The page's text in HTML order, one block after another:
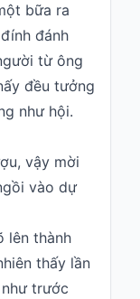
bữa ra
đánh
từ ông
đều tưởng
như hội.
vậy mời
vào dự
lên thành
thấy lần
trước